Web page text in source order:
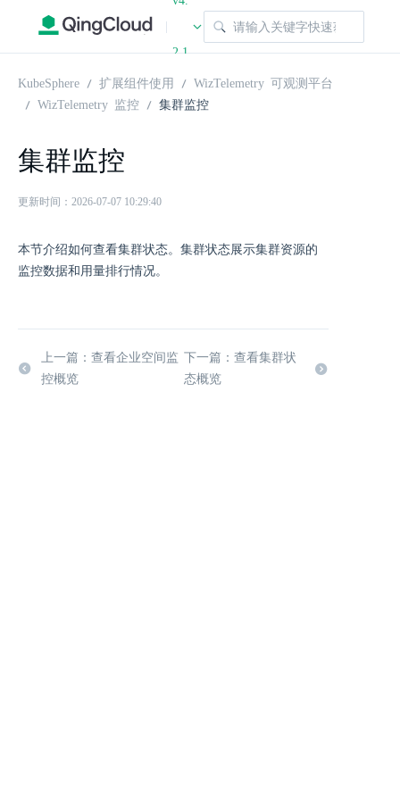
|
2.1
KubeSphere 扩展组件使用
WizTelemetry 可观测平台
WizTelemetry 监控
集群监控
集群监控
更新时间：2026-07-07 10:29:40
本节介绍如何查看集群状态。集群状态展示集群资源的
监控数据和用量排行情况。
上一篇：查看企业空间监
控概览
下一篇：查看集群状
态概览